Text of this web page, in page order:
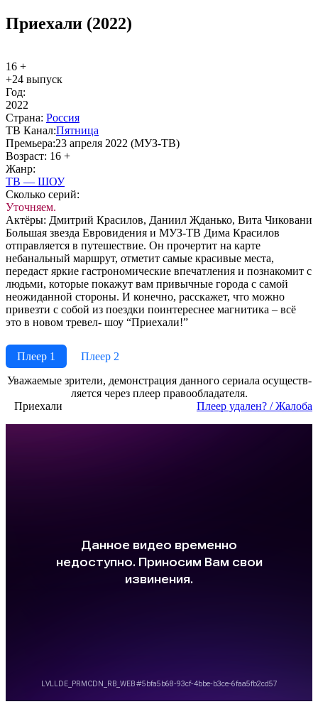
Приехали (2022)
16 +
+24 выпуск
Год:
2022
Стра­на: Рос­сия
ТВ Ка­нал:Пят­ни­ца
Пре­мье­ра:23 апреля 2022 (МУЗ-ТВ)
Воз­раст: 16 +
Жанр:
ТВ — ШОУ
Сколь­ко се­рий:
Уточняем.
Ак­тё­ры: Дмитрий Красилов, Даниил Жданько, Вита Чиковани
Большая звезда Евровидения и МУЗ-ТВ Дима Красилов
отправляется в путешествие. Он прочертит на карте
небанальный маршрут, отметит самые красивые места,
передаст яркие гастрономические впечатления и познакомит с
людьми, которые покажут вам привычные города с самой
неожиданной стороны. И конечно, расскажет, что можно
привезти с собой из поездки поинтереснее магнитика – всё
это в новом тревел- шоу “Приехали!”
Плеер 1
Плеер 2
Ува­жае­мые зри­те­ли, де­мон­ст­ра­ция дан­но­го се­риа­ла осу­ще­ст­в­
ля­ет­ся че­рез пле­ер пра­во­об­ла­да­те­ля.
Приехали
Пле­ер уда­лен? / Жа­ло­ба